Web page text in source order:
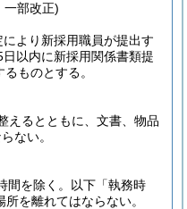
一部改正)
により新採用職員が提出す
以内に新採用関係書類提
ものとする。
えるとともに、文書、物品
ない。
間を除く。以下「執務時
を離れてはならない。